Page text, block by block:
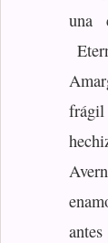
una
frágil